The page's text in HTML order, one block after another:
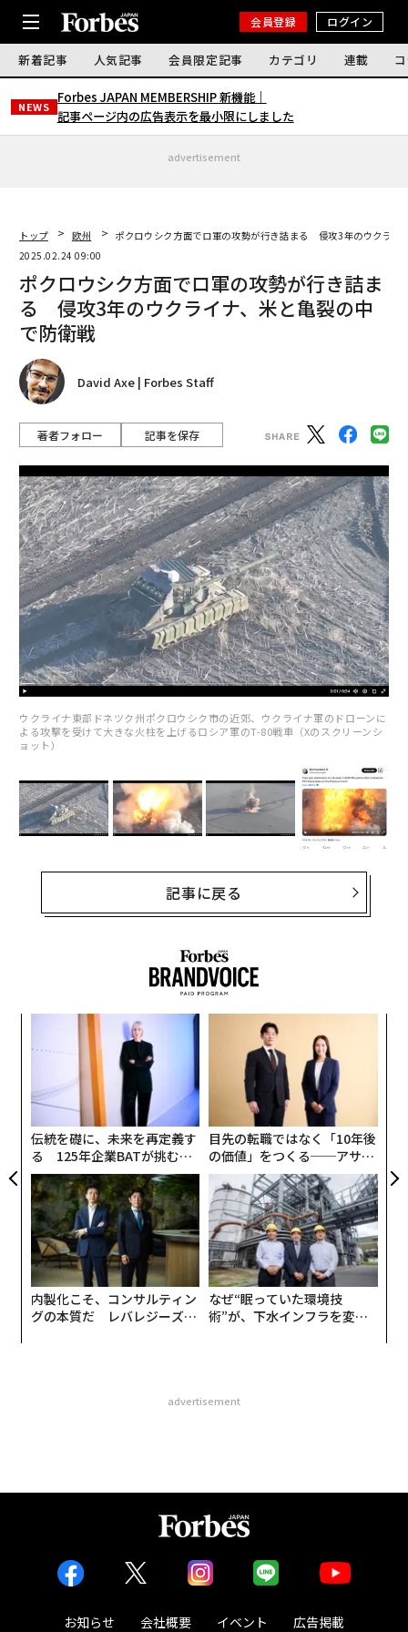
会員登録 ログイン
新着記事 人気記事 会員限定記事 カテゴリ 連載
NEWS
Forbes JAPAN MEMBERSHIP 新機能｜
記事ページ内の広告表示を最小限にしました
advertisement
トップ 欧州
ポクロウシク方面でロ軍の攻勢が行き詰まる 侵攻3年のウクライ
2025.02.24 09:00
ポクロウシク方面でロ軍の攻勢が行き詰ま
る 侵攻3年のウクライナ、米と亀裂の中
で防衛戦
David Axe | Forbes Staff
著者フォロー 記事を保存
ウクライナ東部ドネツク州ポクロウシク市の近郊、ウクライナ軍のドローンに
よる攻撃を受けて大きな火柱を上げるロシア軍のT-80戦車（Xのスクリーンシ
ョット）
記事に戻る
伝統を礎に、未来を再定義す
る 125年企業BATが挑むス
モークレスな未来
目先の転職ではなく「10年後
の価値」をつくる──アサイ
ンの長期伴走型支援とは
内製化こそ、コンサルティン
グの本質だ レバレジーズが
なぜ“眠っていた環境技
術”が、下水インフラを変え
advertisement
お知らせ 会社概要 イベント 広告掲載